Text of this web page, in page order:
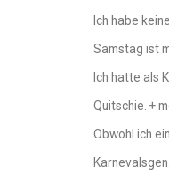
Ich habe
Samstag ist
Ich hatte als
Quitschie. +
Obwohl ich